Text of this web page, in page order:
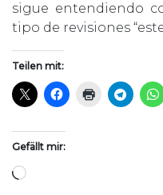
sigue entendiendo
tipo de revisiones
Teilen mit:
Gefällt mir:
Wird geladen …